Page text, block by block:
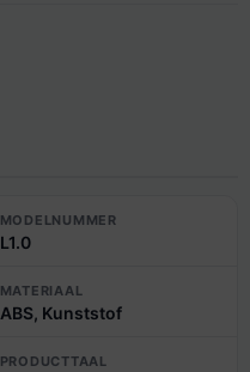
MODELNUMMER
L1.0
MATERIAAL
ABS, Kunststof
PRODUCTTAAL